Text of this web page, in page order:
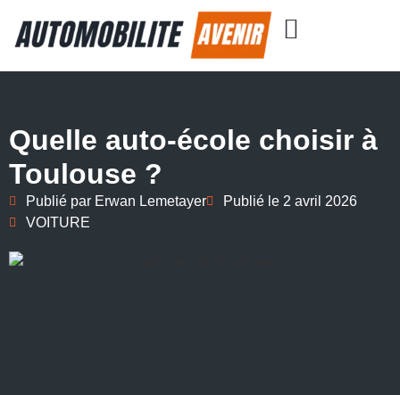
Quelle auto-école choisir à
Toulouse ?
Publié par Erwan Lemetayer Publié le 2 avril 2026
VOITURE